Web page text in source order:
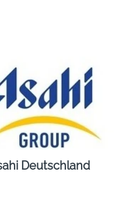
Deutschland